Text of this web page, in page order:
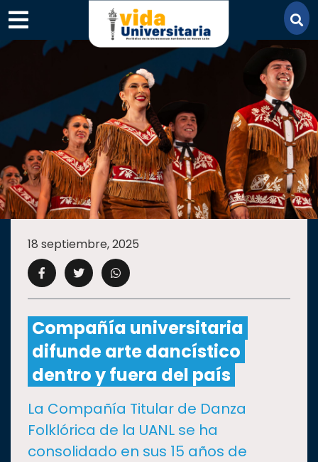
×
SECCIONES
ACADEMIA
CAMPUS UANL
CULTURA
DEPORTES
I+D+IEXPERTOS
18 septiembre, 2025
Compañía universitaria
difunde arte dancístico
dentro y fuera del país
La Compañía Titular de Danza
Folklórica de la UANL se ha
consolidado en sus 15 años de